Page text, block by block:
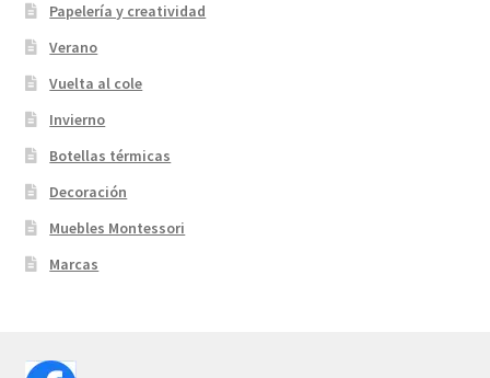
Papelería y creatividad
Verano
Vuelta al cole
Invierno
Botellas térmicas
Decoración
Muebles Montessori
Marcas